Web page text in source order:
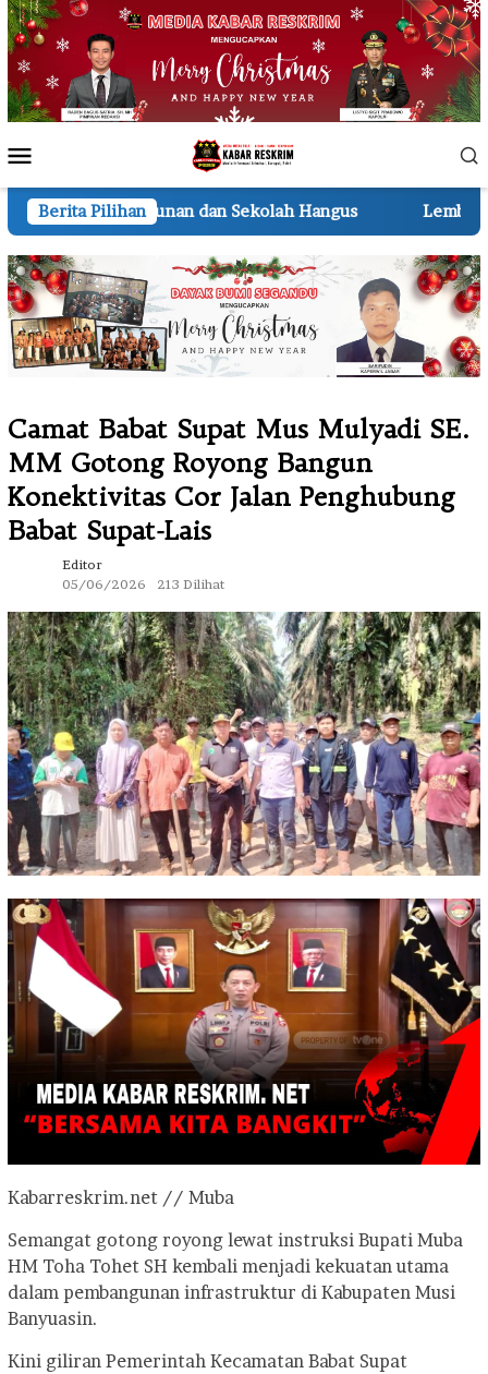
Loncat
ke
konten
Mobile
Berita Pilihan
Sekolah Hangus Lembur hingga Malam, Personel
Camat Babat Supat Mus Mulyadi SE.
MM Gotong Royong Bangun
Konektivitas Cor Jalan Penghubung
Babat Supat-Lais
Editor
05/06/2026
213 Dilihat
Kabarreskrim.net // Muba
Semangat gotong royong lewat instruksi Bupati Muba
HM Toha Tohet SH kembali menjadi kekuatan utama
dalam pembangunan infrastruktur di Kabupaten Musi
Banyuasin.
Kini giliran Pemerintah Kecamatan Babat Supat